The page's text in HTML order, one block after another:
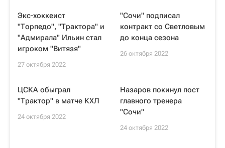
Экс-хоккеист
"Торпедо", "Трактора" и
"Адмирала" Ильин стал
игроком "Витязя"
27 октября 2022
"Сочи" подписал
контракт со Светловым
до конца сезона
26 октября 2022
ЦСКА обыграл
"Трактор" в матче КХЛ
24 октября 2022
Назаров покинул пост
главного тренера
"Сочи"
24 октября 2022